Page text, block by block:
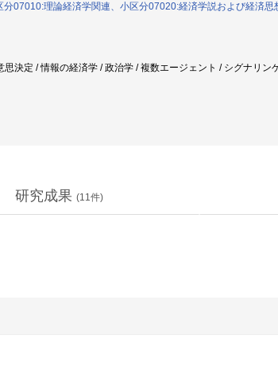
分07010:理論経済学関連、小区分07020:経済学説および経済思
決定 / 情報の経済学 / 政治学 / 複数エージェント / シグナリン
研究成果 (11件)